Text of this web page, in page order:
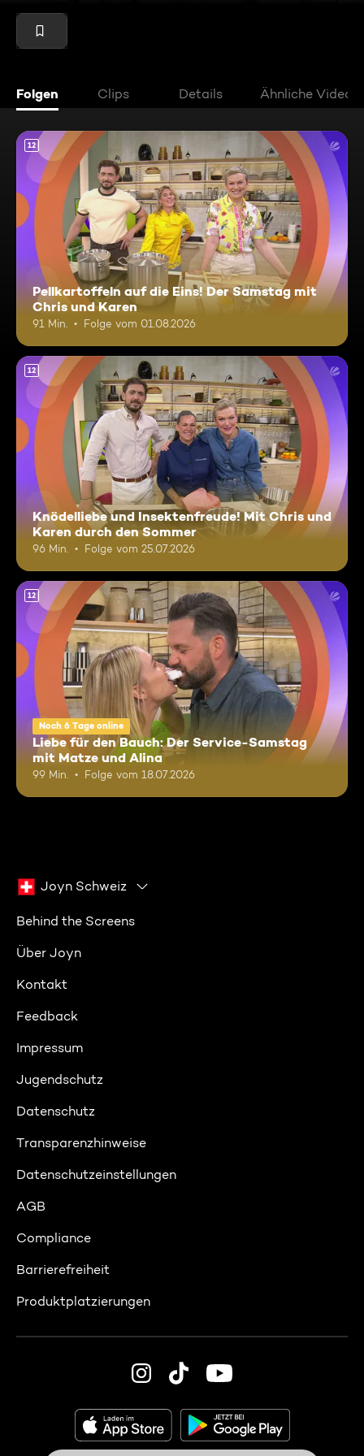
Folgen Clips Details Ähnliche Videos
12
Pellkartoffeln auf die Eins! Der Samstag mit
Chris und Karen
91 Min. Folge vom 01.08.2026
12
Knödelliebe und Insektenfreude! Mit Chris und
Karen durch den Sommer
96 Min. Folge vom 25.07.2026
12
Noch 6 Tage online
Liebe für den Bauch: Der Service-Samstag
mit Matze und Alina
99 Min. Folge vom 18.07.2026
Joyn Schweiz
Behind the Screens
Über Joyn
Kontakt
Feedback
Impressum
Jugendschutz
Datenschutz
Transparenzhinweise
Datenschutzeinstellungen
AGB
Compliance
Barrierefreiheit
Produktplatzierungen